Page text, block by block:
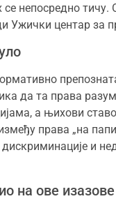
непосредно тичу.
Ужички центар за
да та права
а њихови
права „на
и
на ове изазове